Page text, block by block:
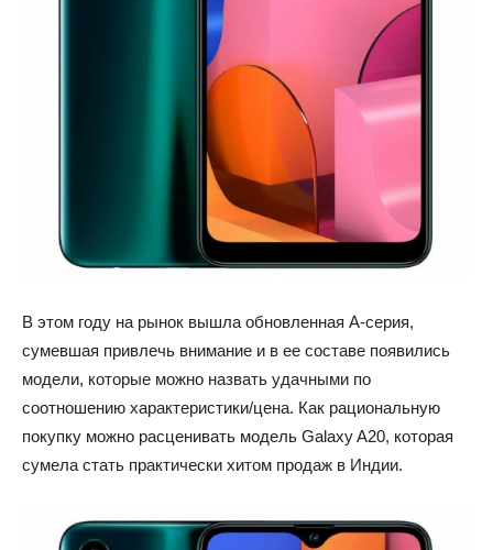
В этом году на рынок вышла обновленная A-серия,
сумевшая привлечь внимание и в ее составе появились
модели, которые можно назвать удачными по
соотношению характеристики/цена. Как рациональную
покупку можно расценивать модель Galaxy A20, которая
сумела стать практически хитом продаж в Индии.